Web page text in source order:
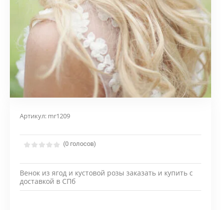
Артикул: mr1209
(0 голосов)
Венок из ягод и кустовой розы заказать и купить с
доставкой в СПб